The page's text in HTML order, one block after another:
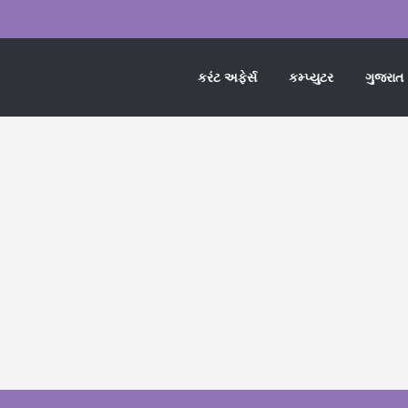
કરંટ અફેર્સ કમ્પ્યુટર ગુજરાત